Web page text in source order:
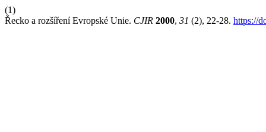
(1)
Řecko a rozšíření Evropské Unie. CJIR 2000, 31 (2), 22-28. https://